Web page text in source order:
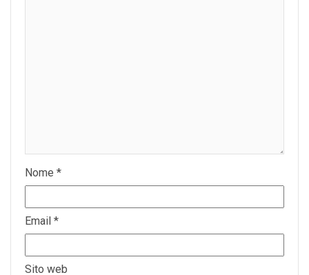
Nome *
Email *
Sito web